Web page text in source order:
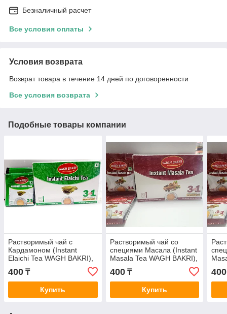
Безналичный расчет
Все условия оплаты
Условия возврата
Возврат товара в течение 14 дней по договоренности
Все условия возврата
Подобные товары компании
Растворимый чай с
Кардамоном (Instant
Elaichi Tea WAGH BAKRI),
14 гр - 1 саше
400 ₸
Купить
Растворимый чай со
специями Масала (Instant
Masala Tea WAGH BAKRI),
14 гр - 1 саше
400₸
Купить
400